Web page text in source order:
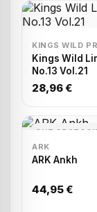
KINGS WILD
Kings Wild
No.13 Vol.21
28,96 €
OUT OF STOCK
ARK
ARK Ankh
44,95 €